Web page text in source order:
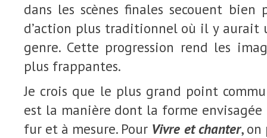
dans les scènes finales secouent
d’action plus traditionnel où il y aurait
genre. Cette progression rend les
plus frappantes.
Je crois que le plus grand point
est la manière dont la forme
fur et à mesure. Pour Vivre et chanter, on